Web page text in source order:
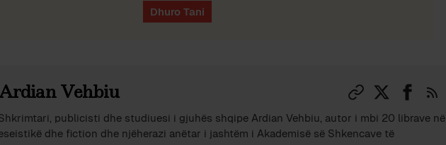
Vehbiu
publicisti dhe studiuesi i gjuhës shqipe Ardian Vehbiu, autor i mbi 20 librave në
dhe fiction dhe njëherazi anëtar i jashtëm i Akademisë së Shkencave të